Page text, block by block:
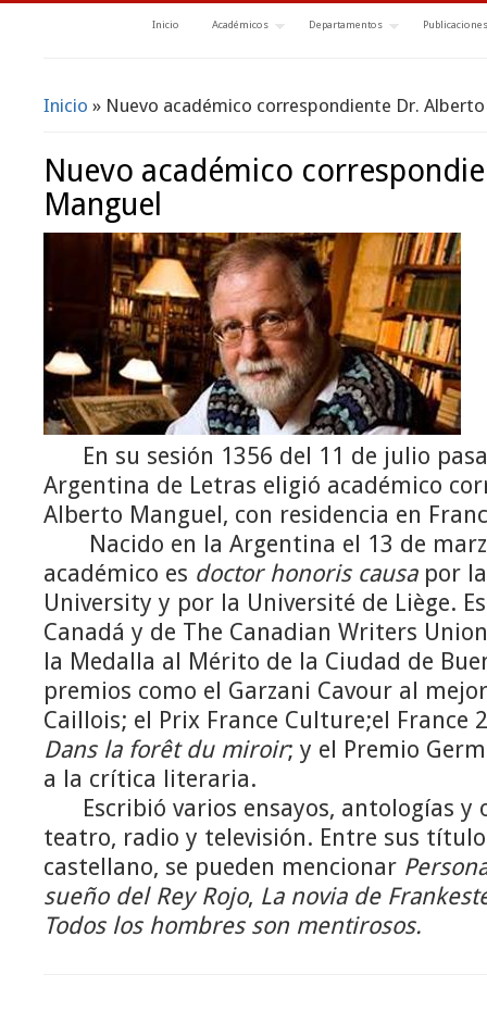
Inicio Académicos Departamentos Publicaciones
Se encuentra usted aquí
Inicio » Nuevo académico correspondiente Dr.
Nuevo académico
Manguel
En su sesión 1356 del 11 de julio
Argentina de Letras eligió académico
Alberto Manguel, con residencia en
Nacido en la Argentina el 13 de
académico es doctor honoris causapor la
University y por la Université de Liège.
Canadá y de The Canadian Writers
la Medalla al Mérito de la Ciudad de
premios como el Garzani Cavour al
Caillois; el Prix France Culture;el France
Dans la forêt du miroir; y el Premio
a la crítica literaria.
Escribió varios ensayos, antologías y
teatro, radio y televisión. Entre sus
castellano, se pueden mencionar
sueño del Rey Rojo, La novia de
Todos los hombres son mentirosos.